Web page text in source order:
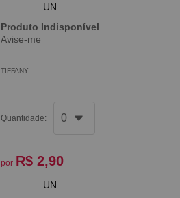
UN
Produto Indisponível
Avise-me
TIFFANY
Quantidade:
por R$ 2,90
UN